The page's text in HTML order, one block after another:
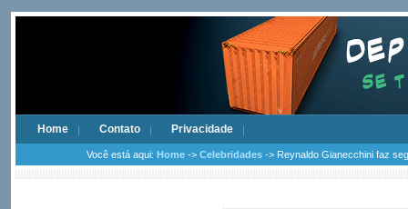
Home Contato Privacidade
Você está aqui: Home -> Celebridades -> Reynaldo Gianecchini faz